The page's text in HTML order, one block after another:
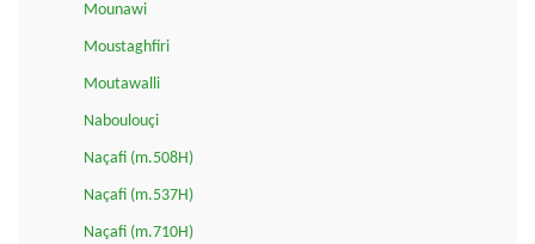
Mounawi
Moustaghfiri
Moutawalli
Naboulouçi
Naçafi (m.508H)
Naçafi (m.537H)
Naçafi (m.710H)